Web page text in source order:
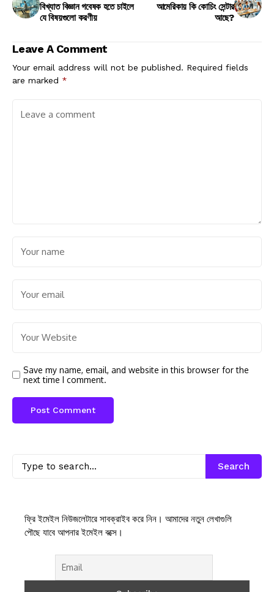
বিখ্যাত বিজ্ঞান গবেষক হতে চাইলে
যে বিষয়গুলো করণীয়
আমেরিকায় কি কোচিং সেন্টার
আছে?
Leave A Comment
Your email address will not be published. Required fields
are marked *
Save my name, email, and website in this browser for the
next time I comment.
Search
ফ্রি ইমেইল নিউজলেটারে সাবক্রাইব করে নিন। আমাদের নতুন লেখাগুলি
পৌছে যাবে আপনার ইমেইল বক্সে।